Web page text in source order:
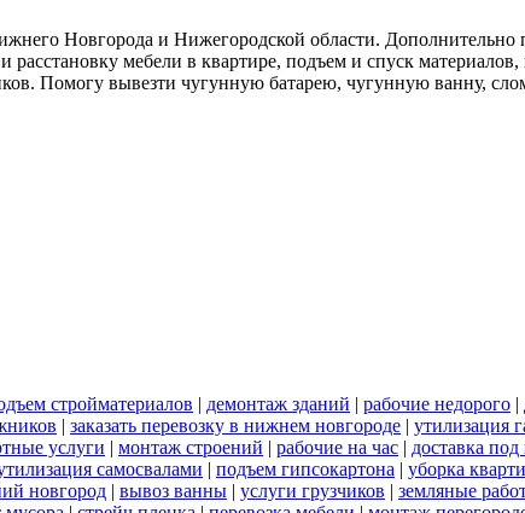
Новгорода и Нижегородской области. Дополнительно
мебели в квартире, подъем и спуск
Помогу вывезти чугунную батарею, чугунную ванну,
стройматериалов | демонтаж зданий | рабочие недорого |
| заказать перевозку в нижнем новгороде | утилизация
услуги | монтаж строений | рабочие на час | доставка
самосвалами | подъем гипсокартона | уборка
новгород | вывоз ванны | услуги грузчиков | земляные